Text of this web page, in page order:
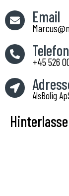
Email
Telefon
+45 526
AlsBolig